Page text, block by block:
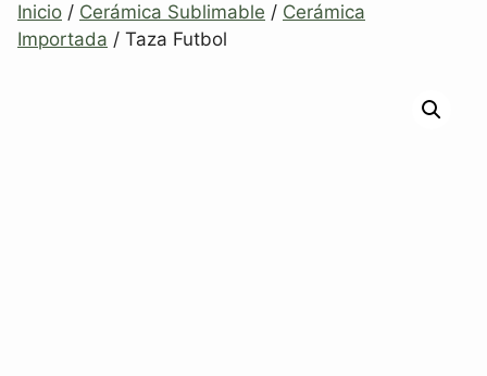
Inicio / Cerámica Sublimable / Cerámica
Importada / Taza Futbol